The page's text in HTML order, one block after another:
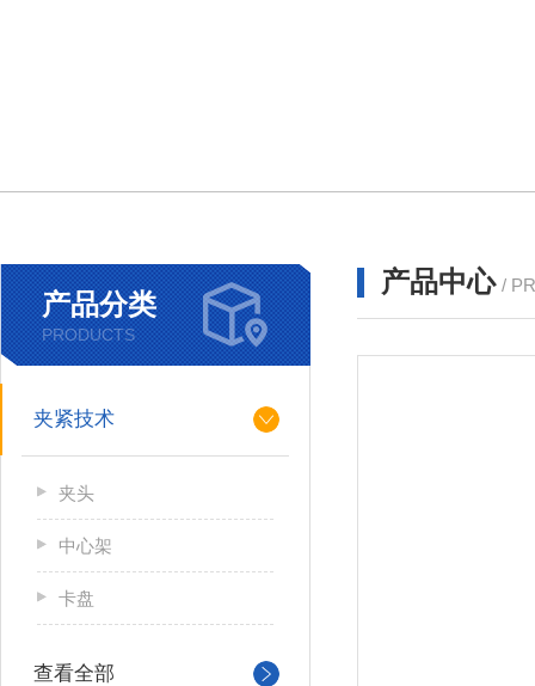
产品分类
PRODUCTS
夹紧技术
夹头
中心架
卡盘
查看全部
产品中心 /